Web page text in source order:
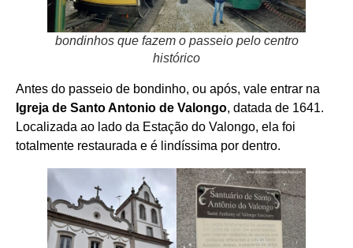
bondinhos que fazem o passeio pelo centro
histórico
Antes do passeio de bondinho, ou após, vale entrar na
Igreja de Santo Antonio de Valongo, datada de 1641.
Localizada ao lado da Estação do Valongo, ela foi
totalmente restaurada e é lindíssima por dentro.